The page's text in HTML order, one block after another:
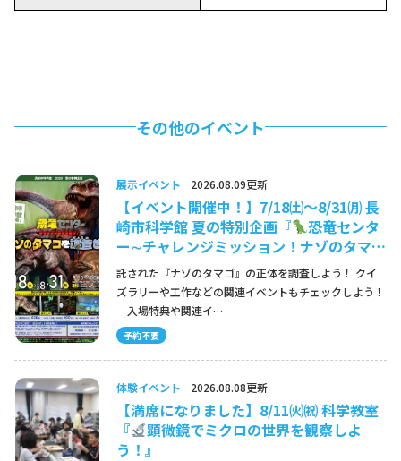
その他のイベント
展示イベント 2026.08.09更新
【イベント開催中！】7/18㈯～8/31㈪ 長
崎市科学館 夏の特別企画『
恐竜センタ
ー∼チャレンジミッション！ナゾのタマ…
託された『ナゾのタマゴ』の正体を調査しよう！ クイ
ズラリーや工作などの関連イベントもチェックしよう！
入場特典や関連イ…
予約不要
体験イベント 2026.08.08更新
【満席になりました】8/11㈫㈷ 科学教室
『
顕微鏡でミクロの世界を観察しよ
う！』